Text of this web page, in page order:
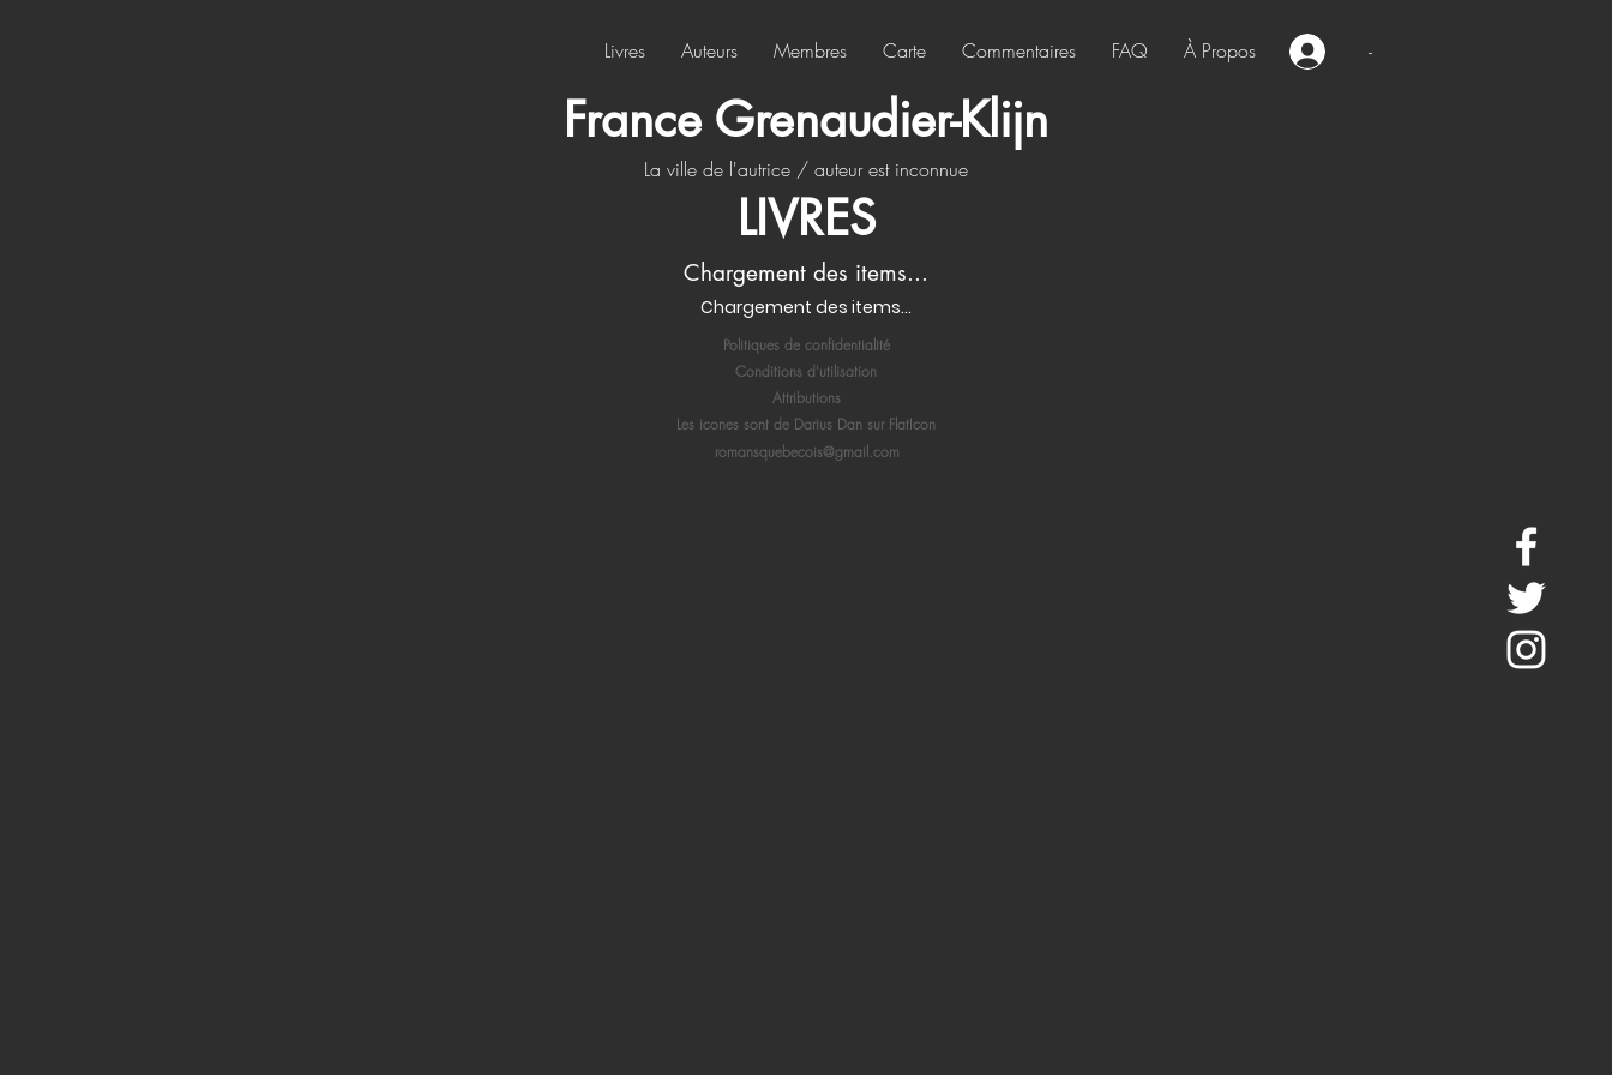
Livres Auteurs Membres Carte Commentaires FAQ À Propos -
France Grenaudier-Klijn
La ville de l'autrice / auteur est inconnue
LIVRES
Chargement des items...
Chargement des items...
Politiques de confidentialité
Conditions d'utilisation
Attributions
Les icones sont de Darius Dan sur FlatIcon
romansquebecois@gmail.com